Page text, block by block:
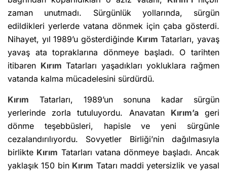
zaman unutmadı. Sürgünlük yollarında, sürgün
edildikleri yerlerde vatana dönmek için çaba gösterdi.
Nihayet, yıl 1989’u gösterdiğinde Kırım Tatarları, yavaş
yavaş ata topraklarına dönmeye başladı. O tarihten
itibaren Kırım Tatarları yaşadıkları yokluklara rağmen
vatanda kalma mücadelesini sürdürdü.
Kırım Tatarları, 1989’un sonuna kadar sürgün
yerlerinde zorla tutuluyordu. Anavatan Kırım’ageri
dönme teşebbüsleri, hapisle ve yeni sürgünle
cezalandırılıyordu. Sovyetler Birliği’nin dağılmasıyla
birlikte Kırım Tatarları vatana dönmeye başladı. Ancak
yaklaşık 150 bin Kırım Tatarı maddi yetersizlik ve yasal